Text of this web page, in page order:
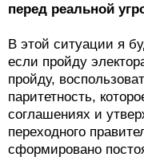
перед реальной
В этой ситуации я
если пройду
пройду,
паритетность,
соглашениях и
переходного
сформировано